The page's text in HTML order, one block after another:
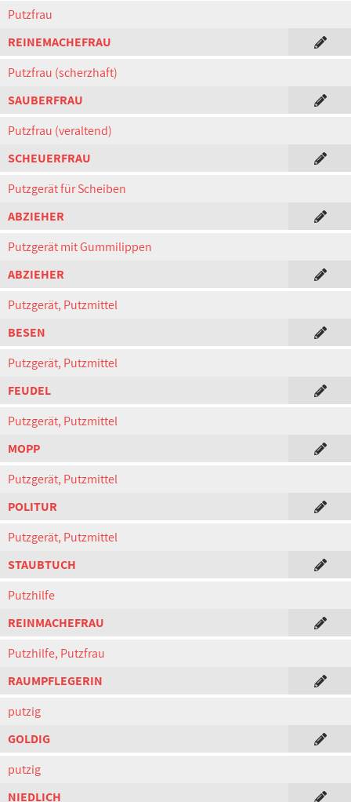
Putzfrau
REINEMACHEFRAU
Putzfrau (scherzhaft)
SAUBERFRAU
Putzfrau (veraltend)
SCHEUERFRAU
Putzgerät für Scheiben
ABZIEHER
Putzgerät mit Gummilippen
ABZIEHER
Putzgerät, Putzmittel
BESEN
Putzgerät, Putzmittel
FEUDEL
Putzgerät, Putzmittel
MOPP
Putzgerät, Putzmittel
POLITUR
Putzgerät, Putzmittel
STAUBTUCH
Putzhilfe
REINMACHEFRAU
Putzhilfe, Putzfrau
RAUMPFLEGERIN
putzig
GOLDIG
putzig
NIEDLICH